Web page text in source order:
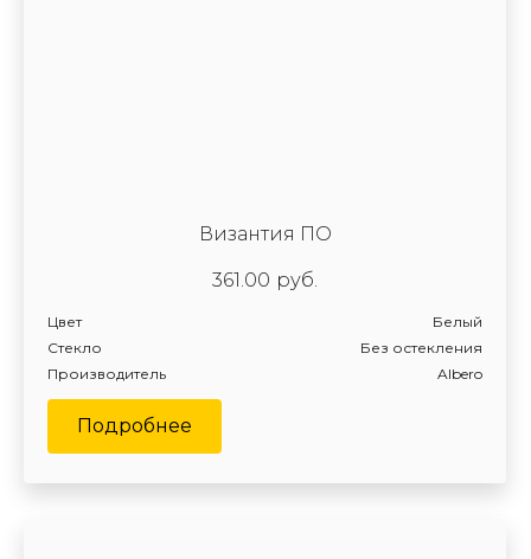
Византия ПО
руб.
361.00
Цвет Белый
Производитель Albero
Стекло Без остекления
Подробнее